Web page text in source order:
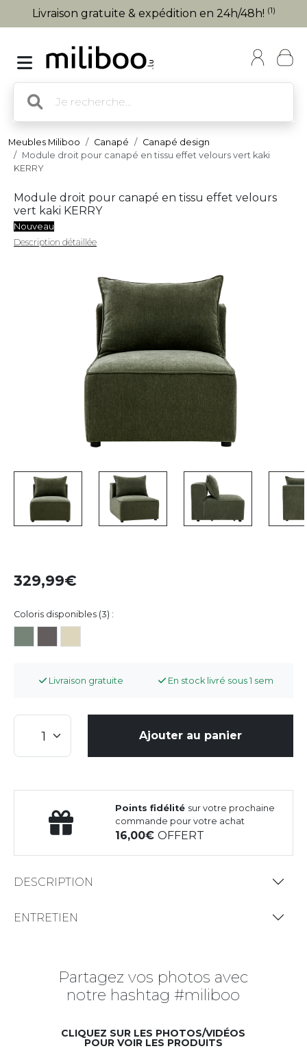
Livraison gratuite & expédition en 24h/48h! (1)
Meubles Miliboo Canapé
Canapé design
Module droit pour canapé en tissu effet velours vert kaki
KERRY
Module droit pour canapé en tissu effet velours
vert kaki KERRY
Nouveau
Description détaillée
329,99
Coloris disponibles (3) :
Livraison gratuite En stock livré sous 1 sem
Ajouter au panier
Points fidélité sur votre prochaine
commande pour votre achat
16,00OFFERT
DESCRIPTION
ENTRETIEN
Partagez vos photos avec
notre hashtag #miliboo
CLIQUEZ SUR LES PHOTOS/VIDÉOS
POUR VOIR LES PRODUITS